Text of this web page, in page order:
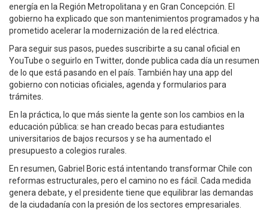
energía en la Región Metropolitana y en Gran Concepción. El
gobierno ha explicado que son mantenimientos programados y ha
prometido acelerar la modernización de la red eléctrica.
Para seguir sus pasos, puedes suscribirte a su canal oficial en
YouTube o seguirlo en Twitter, donde publica cada día un resumen
de lo que está pasando en el país. También hay una app del
gobierno con noticias oficiales, agenda y formularios para
trámites.
En la práctica, lo que más siente la gente son los cambios en la
educación pública: se han creado becas para estudiantes
universitarios de bajos recursos y se ha aumentado el
presupuesto a colegios rurales.
En resumen, Gabriel Boric está intentando transformar Chile con
reformas estructurales, pero el camino no es fácil. Cada medida
genera debate, y el presidente tiene que equilibrar las demandas
de la ciudadanía con la presión de los sectores empresariales.